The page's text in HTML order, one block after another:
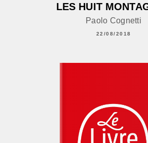
LES HUIT
Paolo Cognetti
22/08/2018